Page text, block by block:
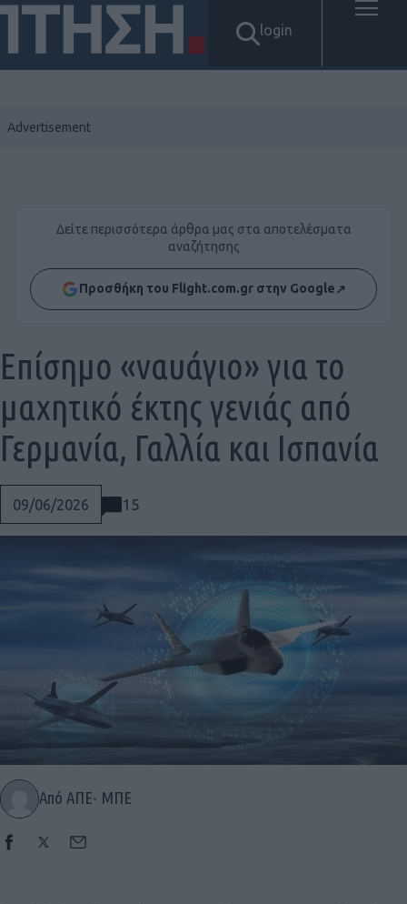
login
Δείτε περισσότερα άρθρα μας στα αποτελέσματα
αναζήτησης
Προσθήκη του Flight.com.gr στην Google↗
09/06/2026 15
Επίσημο «ναυάγιο» για το
μαχητικό έκτης γενιάς από
Γερμανία, Γαλλία και Ισπανία
Από ΑΠΕ- ΜΠΕ